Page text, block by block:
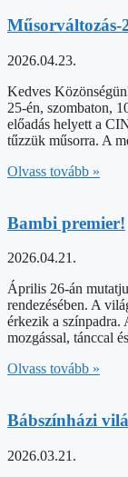
Műsorváltozás-
2026.04.23.
Kedves
25-én, szombaton,
előadás helyett a
tűzzük műsorra. A
Olvass tovább »
Bambi premier!
2026.04.21.
Április 26-án
rendezésében. A
érkezik a színpadra.
mozgással, tánccal
Olvass tovább »
Bábszínházi
2026.03.21.